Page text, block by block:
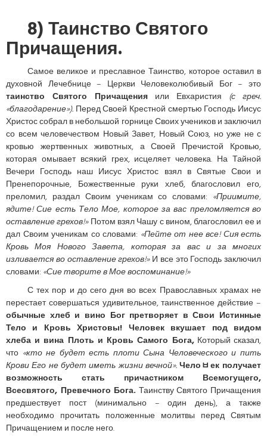
8) Таинство Святого
Причащения.
Самое великое и преславное Таинство, которое оставил в
духовной Лечебнице – Церкви Человеколюбивый Бог – это
таинство Святого Причащения или Евхаристия (с греч.
«благодарение»). Перед Своей Крестной смертью Господь Иисус
Христос собрал в небольшой горнице Своих учеников и заключил
со всем человечеством Новый Завет, Новый Союз, но уже не с
кровью жертвенных животных, а Своей Пречистой Кровью,
которая омывает всякий грех, исцеляет человека. На Тайной
Вечери Господь наш Иисус Христос взял в Святые Свои и
Пренепорочные, Божественные руки хлеб, благословил его,
преломил, раздал Своим ученикам со словами: «Приимите,
ядите! Сие есть Тело Мое, которое за вас преломляется во
оставление грехов!»Потом взял Чашу с вином, благословил ее и
дал Своим ученикам со словами: «Пейте от нее все! Сия есть
Кровь Моя Нового Завета, которая за вас и за многих
изливается во оставление грехов!»И все это Господь заключил
словами: «Сие творите в Мое воспоминание!»
С тех пор и до сего дня во всех Православных храмах не
перестает совершаться удивительное, таинственное действие –
обычные хлеб и вино Бог претворяет в Свои Истинные
Тело и Кровь Христовы! Человек вкушает под видом
хлеба и вина Плоть и Кровь Самого Бога,Который сказал,
что «кто не будет есть плоти Сына Человеческого и пить
Крови Его не будет иметь жизни вечной».Челоﾲек получает
возможность стать причастником Всемогущего,
Всесвятого, Превечного Бога. Таинству Святого Причащения
предшествует пост (минимально – один день), а также
необходимо прочитать положенные молитвы перед Святым
Причащением и после него.